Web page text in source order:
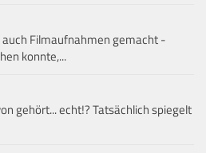
Filmaufnahmen gemacht -
konnte,...
gehört... echt!? Tatsächlich spiegelt